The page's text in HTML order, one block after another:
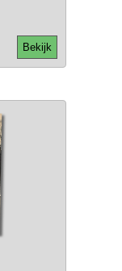
Bekijk